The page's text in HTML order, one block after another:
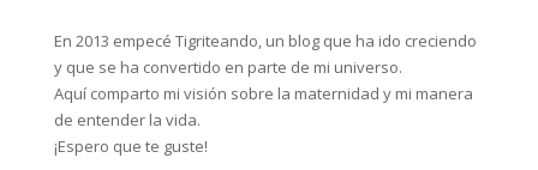
En 2013 empecé Tigriteando, un blog que ha ido creciendo
y que se ha convertido en parte de mi universo.
Aquí comparto mi visión sobre la maternidad y mi manera
de entender la vida.
¡Espero que te guste!